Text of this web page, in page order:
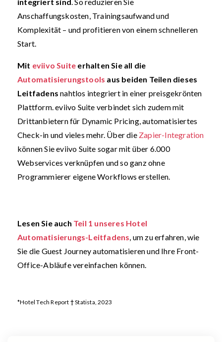
Anschaffungskosten, Trainingsaufwand und
Komplexität – und profitieren von einem schnelleren
Start.
Mit eviivo Suite erhalten Sie all die
Automatisierungstools aus beiden Teilen dieses
Leitfadens nahtlos integriert in einer preisgekrönten
Plattform. eviivo Suite verbindet sich zudem mit
Drittanbietern für Dynamic Pricing, automatisiertes
Check-in und vieles mehr. Über die Zapier-Integration
können Sie eviivo Suite sogar mit über 6.000
Webservices verknüpfen und so ganz ohne
Programmierer eigene Workflows erstellen.
Lesen Sie auch Teil 1 unseres Hotel
Automatisierungs-Leitfadens, um zu erfahren, wie
Sie die Guest Journey automatisieren und Ihre Front-
Office-Abläufe vereinfachen können.
*Hotel Tech Report †Statista, 2023